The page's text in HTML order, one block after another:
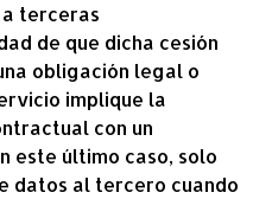
terceras
de que dicha cesión
obligación legal o
implique la
con un
este último caso, solo
datos al tercero cuando